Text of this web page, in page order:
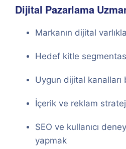
Dijital Pazarlama
Markanın dijital
Hedef kitle
Uygun dijital kanalları
İçerik ve reklam
SEO ve kullanıcı
yapmak